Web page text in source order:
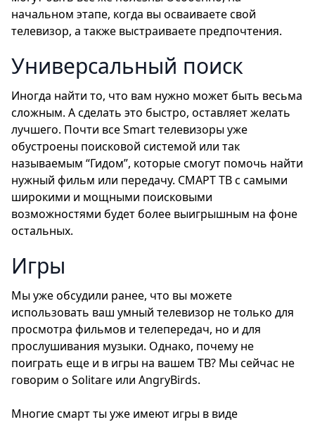
начальном этапе, когда вы осваиваете свой
телевизор, а также выстраиваете предпочтения.
Универсальный поиск
Иногда найти то, что вам нужно может быть весьма
сложным. А сделать это быстро, оставляет желать
лучшего. Почти все Smart телевизоры уже
обустроены поисковой системой или так
называемым “Гидом”, которые смогут помочь найти
нужный фильм или передачу. СМАРТ ТВ с самыми
широкими и мощными поисковыми
возможностями будет более выигрышным на фоне
остальных.
Игры
Мы уже обсудили ранее, что вы можете
использовать ваш умный телевизор не только для
просмотра фильмов и телепередач, но и для
прослушивания музыки. Однако, почему не
поиграть еще и в игры на вашем ТВ? Мы сейчас не
говорим о Solitare или AngryBirds.
Многие смарт ты уже имеют игры в виде